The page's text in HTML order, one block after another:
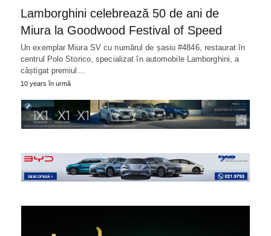
Lamborghini celebrează 50 de ani de
Miura la Goodwood Festival of Speed
Un exemplar Miura SV cu numărul de șasiu #4846, restaurat în
centrul Polo Storico, specializat în automobile Lamborghini, a
câștigat premiul…
10 years în urmă